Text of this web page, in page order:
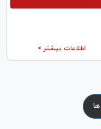
اطلاعات بیشتر >